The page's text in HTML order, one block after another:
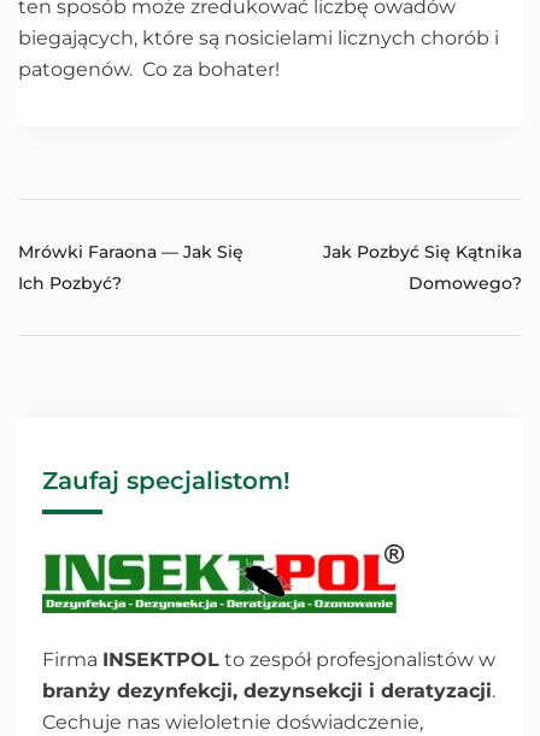
ten sposób może zredukować liczbę owadów
biegających, które są nosicielami licznych chorób i
patogenów. Co za bohater!
Mrówki Faraona — Jak Się
Ich Pozbyć?
Jak Pozbyć Się Kątnika
Domowego?
Zaufaj specjalistom!
Firma INSEKTPOL to zespół profesjonalistów w
branży dezynfekcji, dezynsekcji i deratyzacji.
Cechuje nas wieloletnie doświadczenie,